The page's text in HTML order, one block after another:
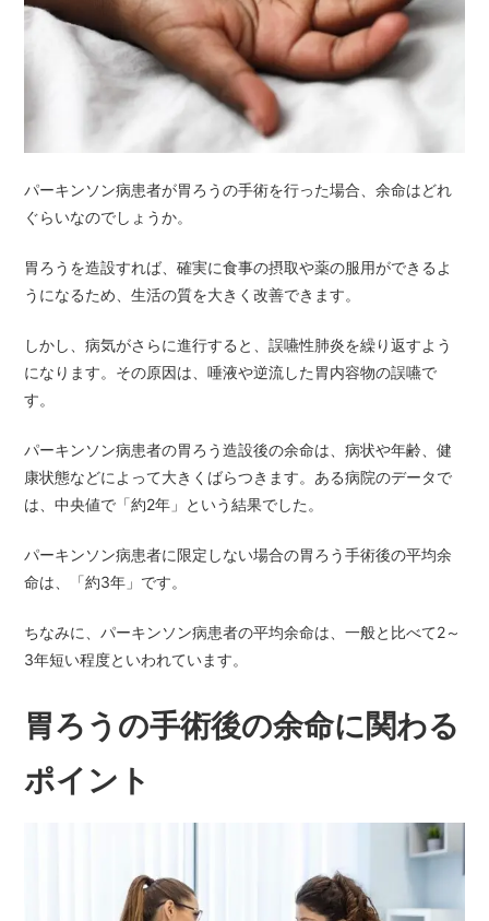
パーキンソン病患者が胃ろうの手術を行った場合、余命はどれ
ぐらいなのでしょうか。
胃ろうを造設すれば、確実に食事の摂取や薬の服用ができるよ
うになるため、生活の質を大きく改善できます。
しかし、病気がさらに進行すると、誤嚥性肺炎を繰り返すよう
になります。その原因は、唾液や逆流した胃内容物の誤嚥で
す。
パーキンソン病患者の胃ろう造設後の余命は、病状や年齢、健
康状態などによって大きくばらつきます。ある病院のデータで
は、中央値で「約2年」という結果でした。
パーキンソン病患者に限定しない場合の胃ろう手術後の平均余
命は、「約3年」です。
ちなみに、パーキンソン病患者の平均余命は、一般と比べて2～
3年短い程度といわれています。
胃ろうの手術後の余命に関わる
ポイント